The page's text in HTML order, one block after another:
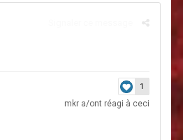
1
mkr a/ont réagi à ceci